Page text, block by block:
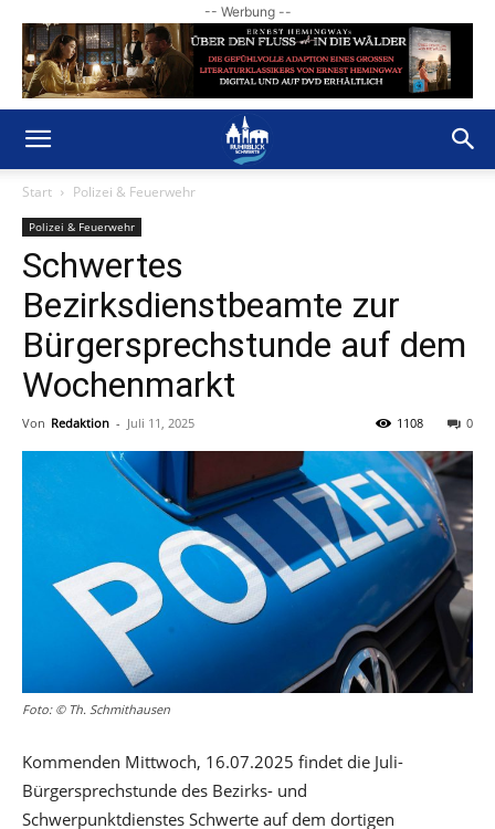
-- Werbung --
Start Polizei & Feuerwehr
Polizei & Feuerwehr
Schwertes
Bezirksdienstbeamte zur
Bürgersprechstunde auf dem
Wochenmarkt
Von Redaktion - Juli 11, 2025 0
1108
Foto: © Th. Schmithausen
Kommenden Mittwoch, 16.07.2025 findet die Juli-
Bürgersprechstunde des Bezirks- und
Schwerpunktdienstes Schwerte auf dem dortigen